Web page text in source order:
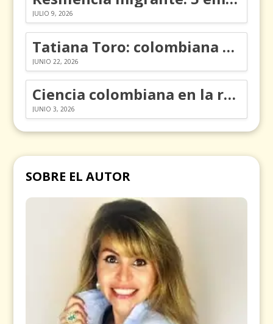
JULIO 9, 2026
Tatiana Toro: colombiana que cambió la historia de las matemáticas
JUNIO 22, 2026
Ciencia colombiana en la revolución de los órganos en chips
JUNIO 3, 2026
SOBRE EL AUTOR